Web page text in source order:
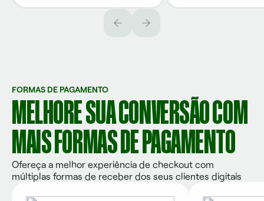
FORMAS DE PAGAMENTO
MELHORE SUA CONVERSÃO COM
MAIS FORMAS DE PAGAMENTO
Ofereça a melhor experiência de checkout com
múltiplas formas de receber dos seus clientes digitais